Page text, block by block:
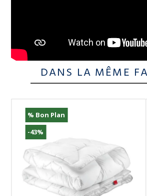
DANS LA MÊME
% Bon Plan
-43%